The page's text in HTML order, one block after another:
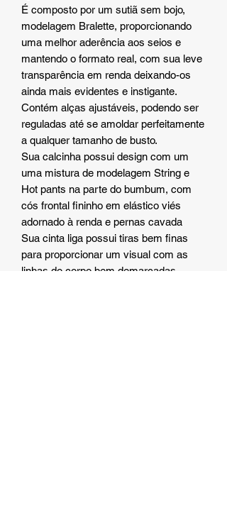
É composto por um sutiã sem bojo,
modelagem Bralette, proporcionando
uma melhor aderência aos seios e
mantendo o formato real, com sua leve
transparência em renda deixando-os
ainda mais evidentes e instigante.
Contém alças ajustáveis, podendo ser
reguladas até se amoldar perfeitamente
a qualquer tamanho de busto.
Sua calcinha possui design com um
uma mistura de modelagem String e
Hot pants na parte do bumbum, com
cós frontal fininho em elástico viés
adornado à renda e pernas cavada
Sua cinta liga possui tiras bem finas
para proporcionar um visual com as
linhas do corpo bem demarcadas.